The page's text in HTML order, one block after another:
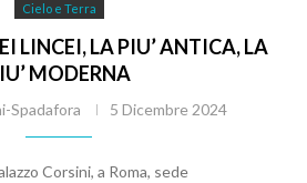
Cielo e Terra
LINCEI, LA PIU’ ANTICA, LA
MODERNA
Spadafora 5 Dicembre 2024
Corsini, a Roma, sede